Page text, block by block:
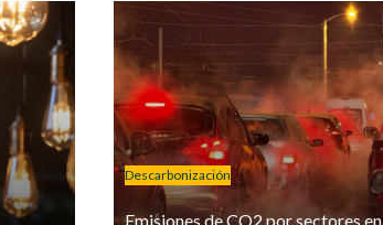
Descarbonización
Emisiones de CO2 por sectores en